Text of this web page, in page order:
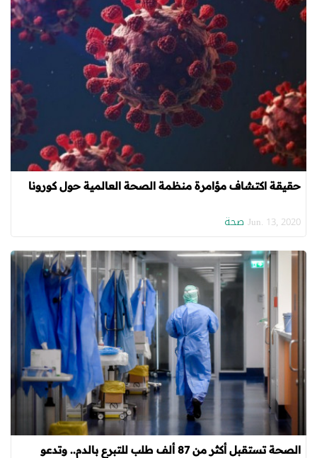
حقيقة اكتشاف مؤامرة منظمة الصحة العالمية حول كورونا
Jun. 13, 2020 صحة
الصحة تستقبل أكثر من 87 ألف طلب للتبرع بالدم.. وتدعو